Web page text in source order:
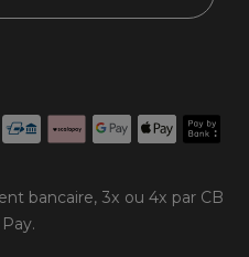
bancaire, 3x ou 4x par CB